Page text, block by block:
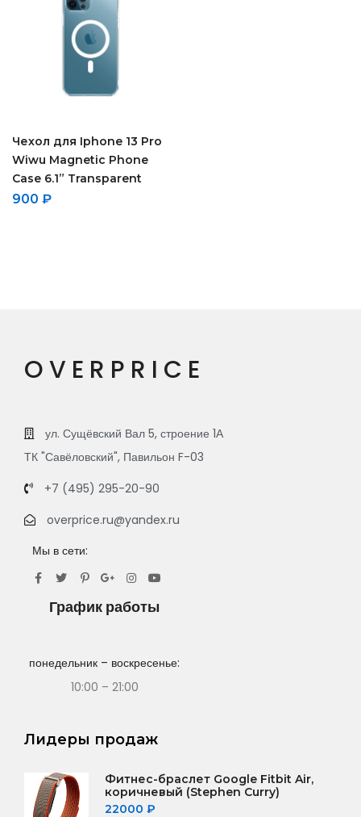
Чехол для Iphone 13 Pro
Wiwu Magnetic Phone
Case 6.1” Transparent
900 ₽
OVERPRICE
ул. Сущёвский Вал 5, строение 1А
ТК "Савёловский", Павильон F-03
+7 (495) 295-20-90
overprice.ru@yandex.ru
Мы в сети:
График работы
понедельник – воскресенье:
10:00 – 21:00
Лидеры продаж
Фитнес-браслет Google Fitbit Air,
коричневый (Stephen Curry)
22000 ₽